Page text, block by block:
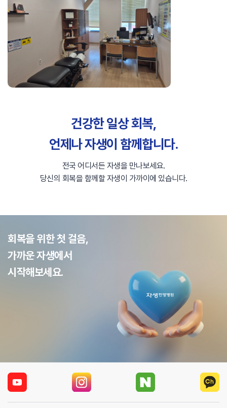
건강한 일상 회복,
언제나 자생이 함께합니다.
전국 어디서든 자생을 만나보세요.
당신의 회복을 함께할 자생이 가까이에 있습니다.
회복을 위한 첫 걸음,
가까운 자생에서
시작해보세요.